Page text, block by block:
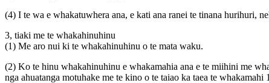
(4) I te wa e whakatuwhera ana, e kati ana ranei te tinana hurihuri,
3, tiaki me te whakahinuhinu
(1) Me aro nui ki te whakahinuhinu o te mata waku.
(2) Ko te hinu whakahinuhinu e whakamahia ana e te miihini me
nga ahuatanga motuhake me te kino o te taiao ka taea te